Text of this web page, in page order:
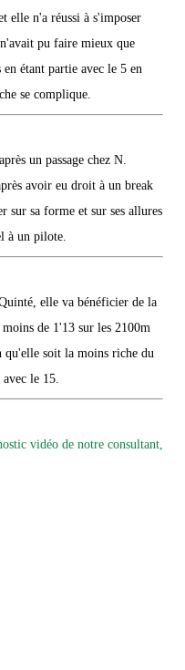
elle n'a réussi à s'imposer
pu faire mieux que
étant partie avec le 5 en
se complique.
un passage chez N.
avoir eu droit à un break
sur sa forme et sur ses allures
à un pilote.
elle va bénéficier de la
de 1'13 sur les 2100m
qu'elle soit la moins riche du
le 15.
vidéo de notre consultant,